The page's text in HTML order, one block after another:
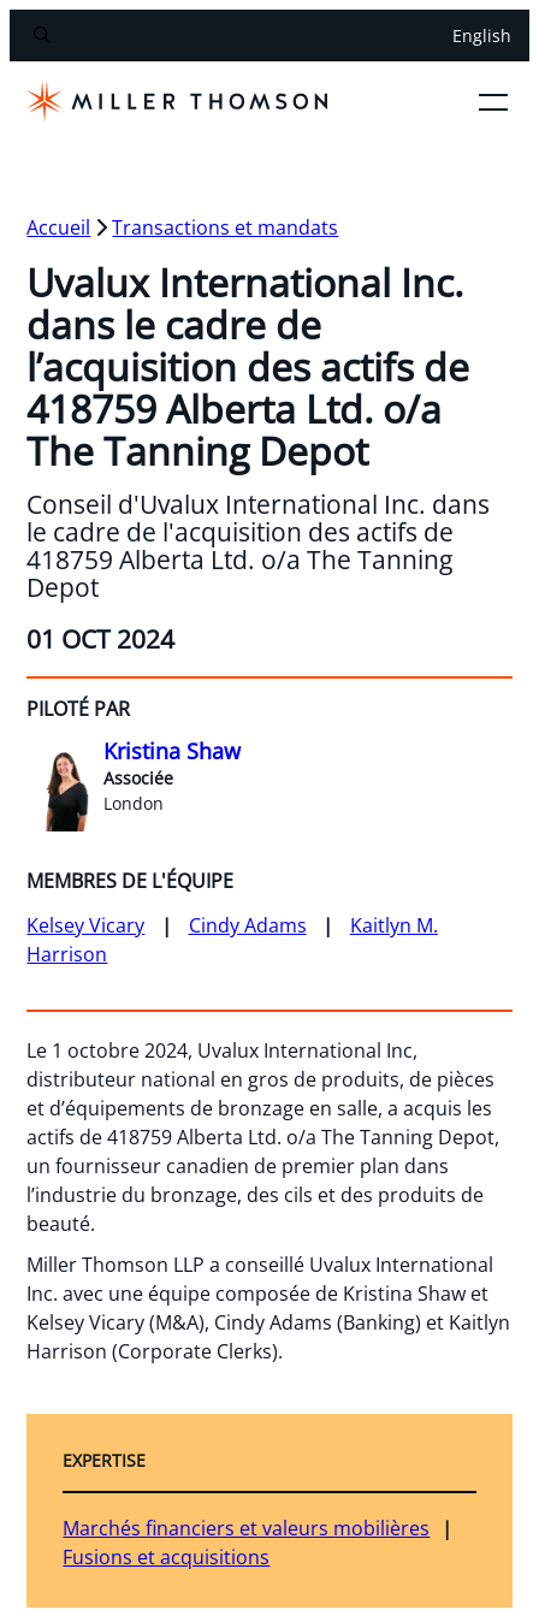
English
Accueil Transactions et mandats
Uvalux International Inc.
dans le cadre de
l’acquisition des actifs de
418759 Alberta Ltd. o/a
The Tanning Depot
Conseil d'Uvalux International Inc. dans
le cadre de l'acquisition des actifs de
418759 Alberta Ltd. o/a The Tanning
Depot
01 OCT 2024
PILOTÉ PAR
Kristina Shaw
Associée
London
MEMBRES DE L'ÉQUIPE
Kelsey Vicary
Cindy Adams
Kaitlyn M.
Harrison
Le 1 octobre 2024, Uvalux International Inc,
distributeur national en gros de produits, de pièces
et d’équipements de bronzage en salle, a acquis les
actifs de 418759 Alberta Ltd. o/a The Tanning Depot,
un fournisseur canadien de premier plan dans
l’industrie du bronzage, des cils et des produits de
beauté.
Miller Thomson LLP a conseillé Uvalux International
Inc. avec une équipe composée de Kristina Shaw et
Kelsey Vicary (M&A), Cindy Adams (Banking) et Kaitlyn
Harrison (Corporate Clerks).
EXPERTISE
Marchés financiers et valeurs mobilières
Fusions et acquisitions